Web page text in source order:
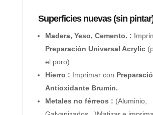
Superficies nuevas (sin
Madera, Yeso, Cemento. :
Preparación Universal Acrylic
el poro).
Hierro : Imprimar con
Antioxidante Brumin.
Metales no férreos : (Aluminio,